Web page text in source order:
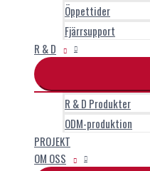
Öppettider
Fjärrsupport
R & D
R & D Produkter
ODM-produktion
PROJEKT
OM OSS